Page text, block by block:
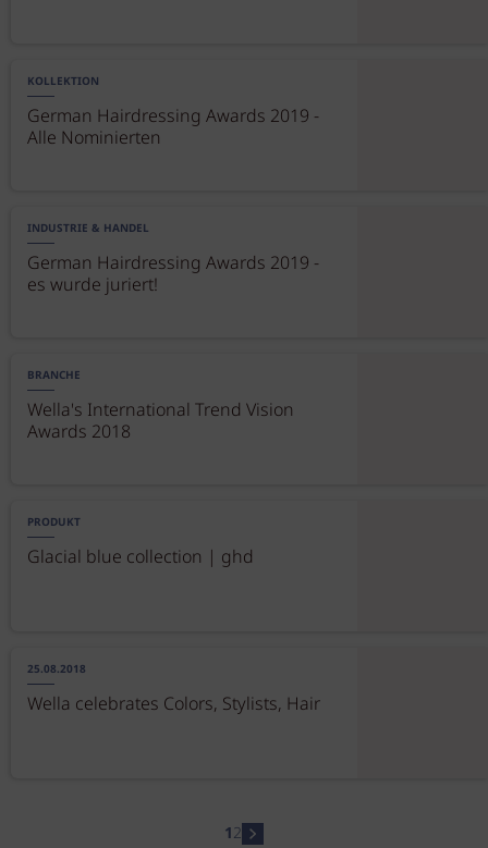
KOLLEKTION
German Hairdressing Awards 2019 -
Alle Nominierten
INDUSTRIE & HANDEL
German Hairdressing Awards 2019 -
es wurde juriert!
BRANCHE
Wella's International Trend Vision
Awards 2018
PRODUKT
Glacial blue collection | ghd
25.08.2018
Wella celebrates Colors, Stylists, Hair
12